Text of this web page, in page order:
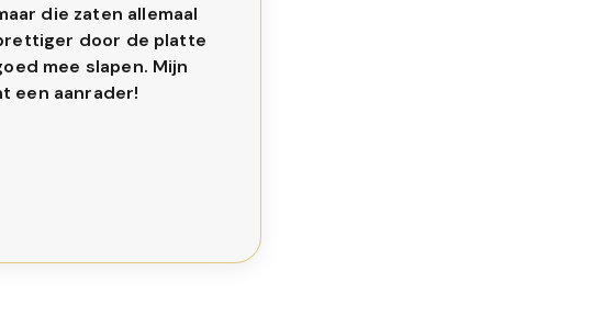
die zaten allemaal
door de platte
mee slapen. Mijn
een aanrader!